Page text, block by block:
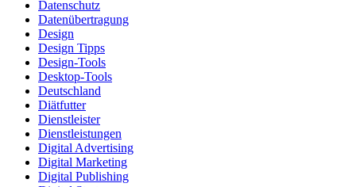
Datenschutz
Datenübertragung
Design
Design Tipps
Design-Tools
Desktop-Tools
Deutschland
Diätfutter
Dienstleister
Dienstleistungen
Digital Advertising
Digital Marketing
Digital Publishing